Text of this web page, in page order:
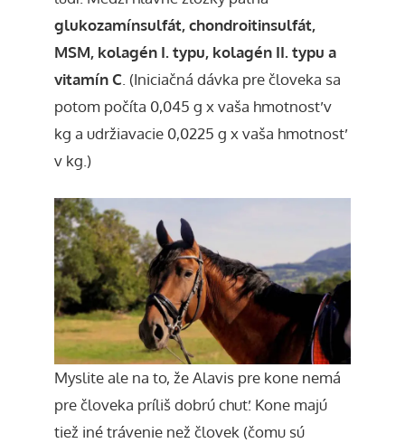
glukozamínsulfát, chondroitinsulfát,
MSM, kolagén I. typu, kolagén II. typu a
vitamín C . (Iniciačná dávka pre človeka sa
potom počíta 0,045 g x vaša hmotnosť v
kg a udržiavacie 0,0225 g x vaša hmotnosť
v kg.)
Myslite ale na to, že Alavis pre kone nemá
pre človeka príliš dobrú chuť. Kone majú
tiež iné trávenie než človek (čomu sú